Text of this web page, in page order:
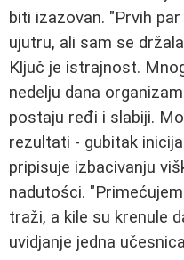
biti izazovan. "Prvih
ujutru, ali sam se
Ključ je istrajnost.
nedelju dana
postaju ređi i slabiji.
rezultati - gubitak
pripisuje izbacivanju
nadutości.
traži, a kile su krenule
uvidjanje jedna